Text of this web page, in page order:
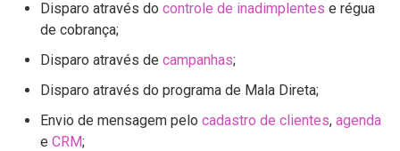
Disparo através do controle de inadimplentes e régua
de cobrança;
Disparo através de campanhas;
Disparo através do programa de Mala Direta;
Envio de mensagem pelo cadastro de clientes, agenda
e CRM;